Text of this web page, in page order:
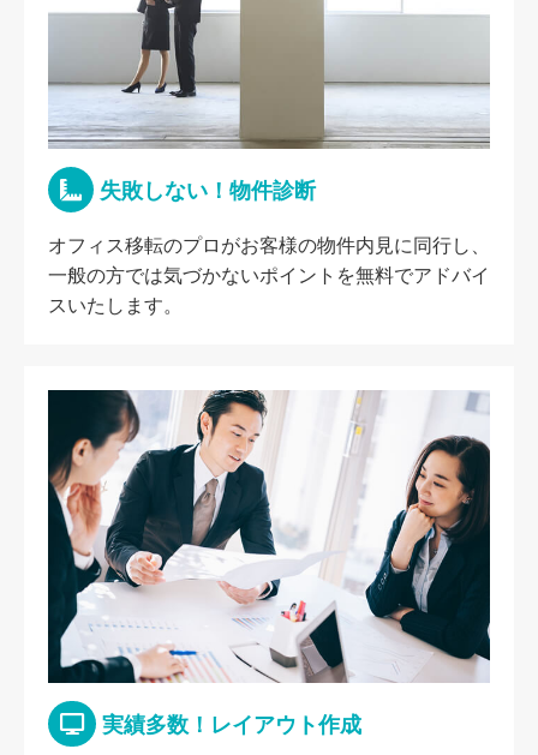
失敗しない！物件診断
オフィス移転のプロがお客様の物件内見に同行し、
一般の方では気づかないポイントを無料でアドバイ
スいたします。
実績多数！レイアウト作成